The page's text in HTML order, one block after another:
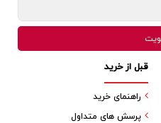
قبل از خرید
راهنمای خرید
پرسش های متداول